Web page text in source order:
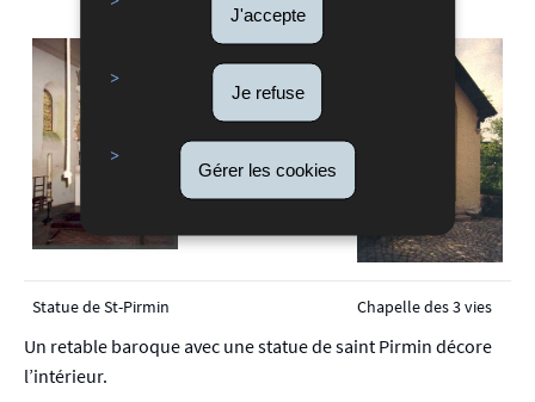
J'accepte
Je refuse
Gérer les cookies
Statue de St-Pirmin Chapelle des 3 vies
Un retable baroque avec une statue de saint Pirmin décore
l’intérieur.